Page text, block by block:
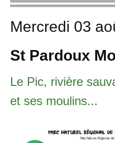
Mercredi 03
St Pardoux
Le Pic, rivière
et ses moulins...